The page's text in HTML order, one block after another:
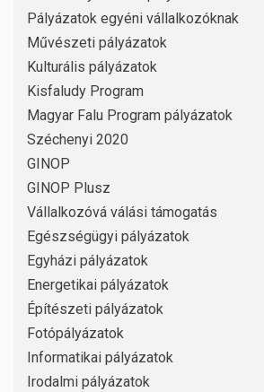
Pályázatok egyéni vállalkozóknak
Művészeti pályázatok
Kulturális pályázatok
Kisfaludy Program
Magyar Falu Program pályázatok
Széchenyi 2020
GINOP
GINOP Plusz
Vállalkozóvá válási támogatás
Egészségügyi pályázatok
Egyházi pályázatok
Energetikai pályázatok
Építészeti pályázatok
Fotópályázatok
Informatikai pályázatok
Irodalmi pályázatok